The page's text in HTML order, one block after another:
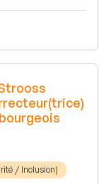
/ Inclusion)